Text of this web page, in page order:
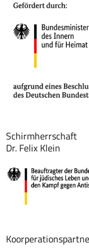
Schirmherrschaft
Dr. Felix Klein